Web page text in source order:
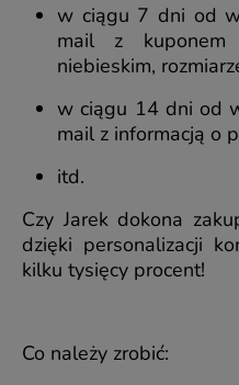
w ciągu 7 dni od
mail z
niebieskim,
w ciągu 14 dni od
mail z informacją o
itd.
Czy Jarek dokona
dzięki personalizacji
kilku tysięcy procent!
Co należy zrobić: